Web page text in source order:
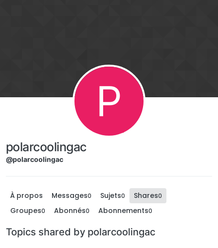
P
polarcoolingac
@polarcoolingac
À propos Messages0 Sujets0 Shares0
Groupes0 Abonnés0 Abonnements0
Topics shared by polarcoolingac